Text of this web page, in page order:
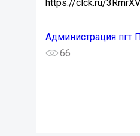
https://clck.ru/3RmrXV
Администрация пгт
66